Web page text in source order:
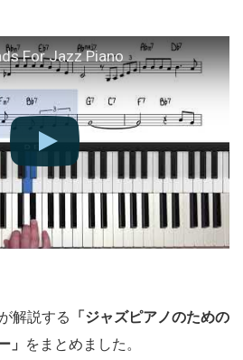
For Jazz Piano
解説する 「ジャズピアノのための
」 をまとめました。